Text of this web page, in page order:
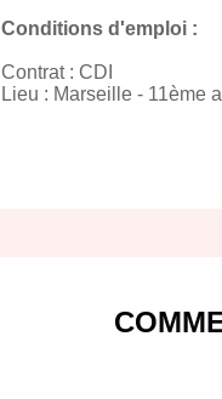
Conditions d'emploi :
Contrat : CDI
Lieu : Marseille - 11ème